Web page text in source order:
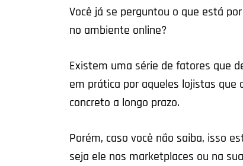
Você já se perguntou o que está
no ambiente online?
Existem uma série de fatores que
em prática por aqueles lojistas que
concreto a longo prazo.
Porém, caso você não saiba, isso
seja ele nos marketplaces ou na